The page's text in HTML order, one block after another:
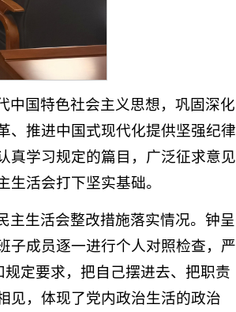
中国特色社会主义思想，巩固深化
、推进中国式现代化提供坚强纪律
真学习规定的篇目，广泛征求意见
活会打下坚实基础。
主生活会整改措施落实情况。钟呈
子成员逐一进行个人对照检查，严
定要求，把自己摆进去、把职责
见，体现了党内政治生活的政治